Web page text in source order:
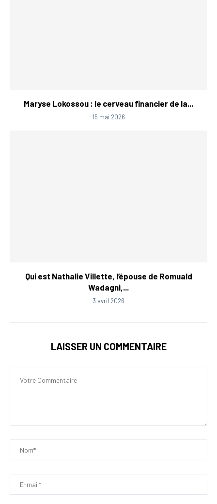
Maryse Lokossou : le cerveau financier de la...
15 mai 2026
Qui est Nathalie Villette, l’épouse de Romuald
Wadagni,...
3 avril 2026
LAISSER UN COMMENTAIRE